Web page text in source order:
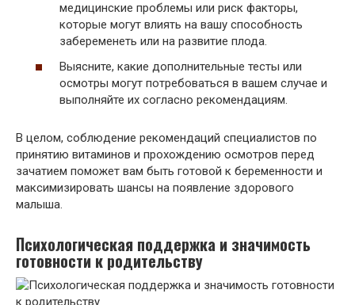
медицинские проблемы или риск факторы,
которые могут влиять на вашу способность
забеременеть или на развитие плода.
Выясните, какие дополнительные тесты или
осмотры могут потребоваться в вашем случае и
выполняйте их согласно рекомендациям.
В целом, соблюдение рекомендаций специалистов по
принятию витаминов и прохождению осмотров перед
зачатием поможет вам быть готовой к беременности и
максимизировать шансы на появление здорового
малыша.
Психологическая поддержка и значимость
готовности к родительству